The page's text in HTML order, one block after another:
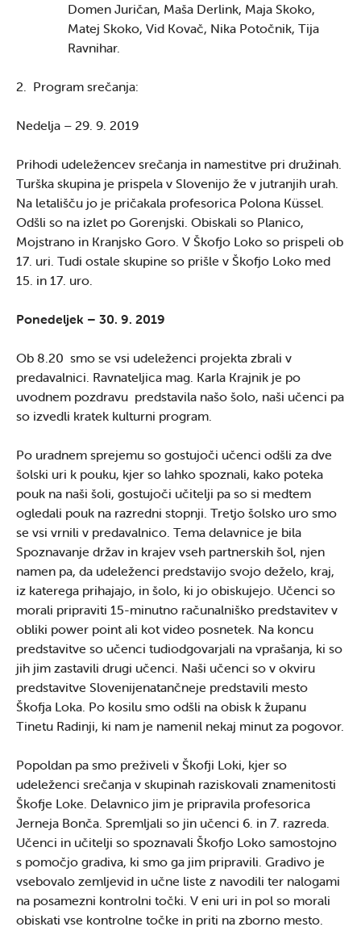
Domen Juričan, Maša Derlink, Maja Skoko,
Matej Skoko, Vid Kovač, Nika Potočnik, Tija
Ravnihar.
2. Program srečanja:
Nedelja – 29. 9. 2019
Prihodi udeležencev srečanja in namestitve pri družinah.
Turška skupina je prispela v Slovenijo že v jutranjih urah.
Na letališču jo je pričakala profesorica Polona Küssel.
Odšli so na izlet po Gorenjski. Obiskali so Planico,
Mojstrano in Kranjsko Goro. V Škofjo Loko so prispeli ob
17. uri. Tudi ostale skupine so prišle v Škofjo Loko med
15. in 17. uro.
Ponedeljek – 30. 9. 2019
Ob 8.20 smo se vsi udeleženci projekta zbrali v
predavalnici. Ravnateljica mag. Karla Krajnik je po
uvodnem pozdravu predstavila našo šolo, naši učenci pa
so izvedli kratek kulturni program.
Po uradnem sprejemu so gostujoči učenci odšli za dve
šolski uri k pouku, kjer so lahko spoznali, kako poteka
pouk na naši šoli, gostujoči učitelji pa so si medtem
ogledali pouk na razredni stopnji. Tretjo šolsko uro smo
se vsi vrnili v predavalnico. Tema delavnice je bila
Spoznavanje držav in krajev vseh partnerskih šol, njen
namen pa, da udeleženci predstavijo svojo deželo, kraj,
iz katerega prihajajo, in šolo, ki jo obiskujejo. Učenci so
morali pripraviti 15-minutno računalniško predstavitev v
obliki power point ali kot video posnetek. Na koncu
predstavitve so učenci tudiodgovarjali na vprašanja, ki so
jih jim zastavili drugi učenci. Naši učenci so v okviru
predstavitve Slovenijenatančneje predstavili mesto
Škofja Loka. Po kosilu smo odšli na obisk k županu
Tinetu Radinji, ki nam je namenil nekaj minut za pogovor.
Popoldan pa smo preživeli v Škofji Loki, kjer so
udeleženci srečanja v skupinah raziskovali znamenitosti
Škofje Loke. Delavnico jim je pripravila profesorica
Jerneja Bonča. Spremljali so jin učenci 6. in 7. razreda.
Učenci in učitelji so spoznavali Škofjo Loko samostojno
s pomočjo gradiva, ki smo ga jim pripravili. Gradivo je
vsebovalo zemljevid in učne liste z navodili ter nalogami
na posamezni kontrolni točki. V eni uri in pol so morali
obiskati vse kontrolne točke in priti na zborno mesto.